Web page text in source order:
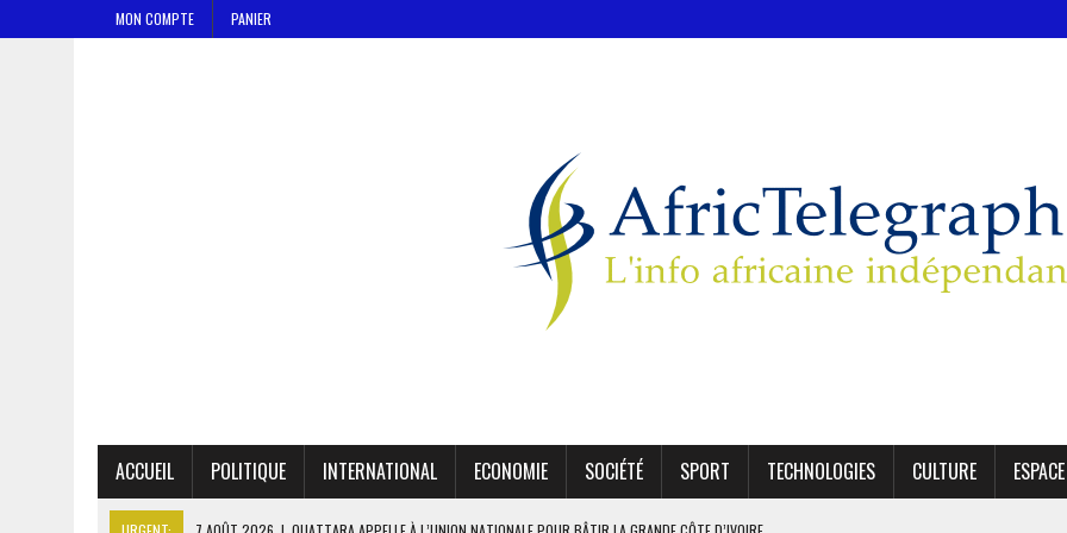
MON COMPTE PANIER
ACCUEIL POLITIQUE INTERNATIONAL ECONOMIE SOCIÉTÉ SPORT TECHNOLOGIES CULTURE